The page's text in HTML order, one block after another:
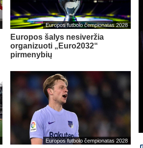
Europos futbolo čempionatas 2028
Europos šalys nesiveržia
organizuoti „Euro2032“
pirmenybių
Europos futbolo čempionatas 2028